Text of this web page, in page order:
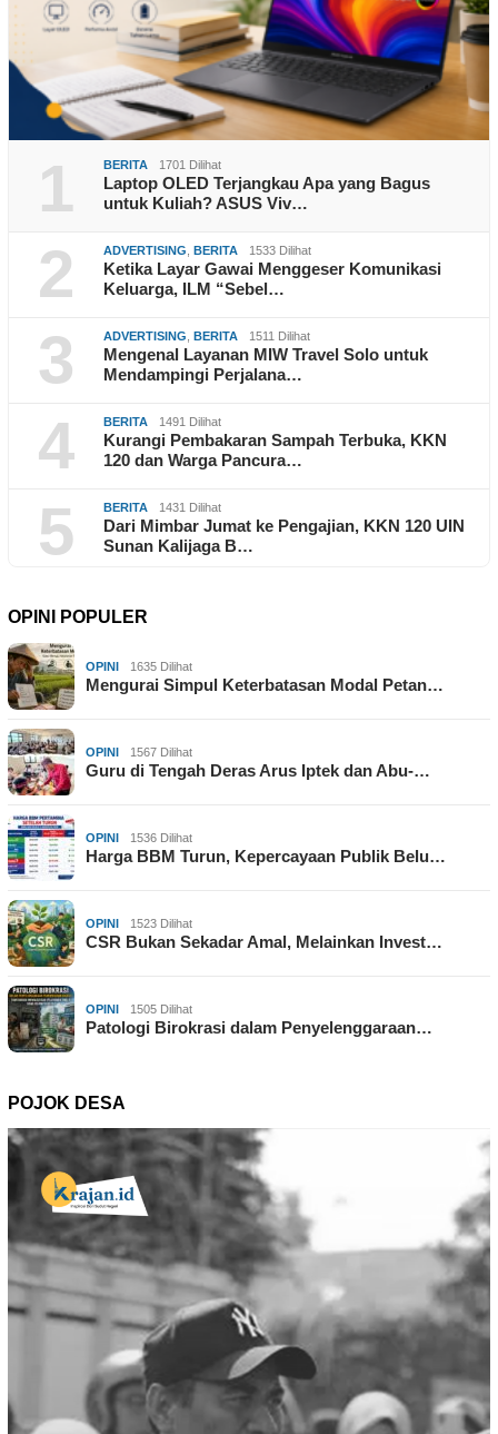
1 BERITA 1701 Dilihat
Laptop OLED Terjangkau Apa yang Bagus
untuk Kuliah? ASUS Viv…
2 ADVERTISING BERITA 1533 Dilihat
Ketika Layar Gawai Menggeser Komunikasi
Keluarga, ILM “Sebel…
3 ADVERTISING BERITA 1511 Dilihat
Mengenal Layanan MIW Travel Solo untuk
Mendampingi Perjalana…
4 BERITA 1491 Dilihat
Kurangi Pembakaran Sampah Terbuka, KKN
120 dan Warga Pancura…
5 BERITA 1431 Dilihat
Dari Mimbar Jumat ke Pengajian, KKN 120 UIN
Sunan Kalijaga B…
OPINI POPULER
OPINI 1635 Dilihat
Mengurai Simpul Keterbatasan Modal Petan…
OPINI 1567 Dilihat
Guru di Tengah Deras Arus Iptek dan Abu-…
OPINI 1536 Dilihat
Harga BBM Turun, Kepercayaan Publik Belu…
OPINI 1523 Dilihat
CSR Bukan Sekadar Amal, Melainkan Invest…
OPINI 1505 Dilihat
Patologi Birokrasi dalam Penyelenggaraan…
POJOK DESA